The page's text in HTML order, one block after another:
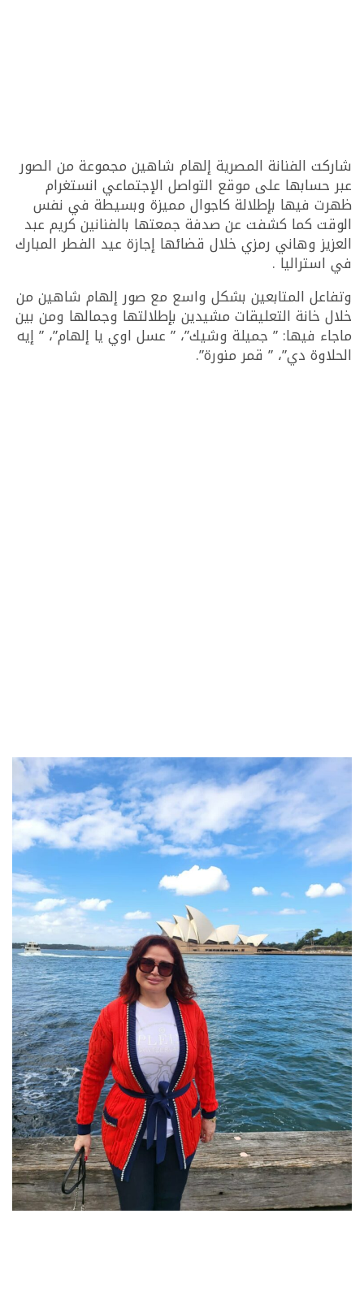
شاركت الفنانة المصرية إلهام شاهين مجموعة من الصور
عبر حسابها على موقع التواصل الإجتماعي انستغرام
ظهرت فيها بإطلالة كاجوال مميزة وبسيطة في نفس
الوقت كما كشفت عن صدفة جمعتها بالفنانين كريم عبد
العزيز وهاني رمزي خلال قضائها إجازة عيد الفطر المبارك
في استراليا .
وتفاعل المتابعين بشكل واسع مع صور إلهام شاهين من
خلال خانة التعليقات مشيدين بإطلالتها وجمالها ومن بين
ماجاء فيها: ” جميلة وشيك”، ” عسل اوي يا إلهام”، ” إيه
الحلاوة دي”، ” قمر منورة”.